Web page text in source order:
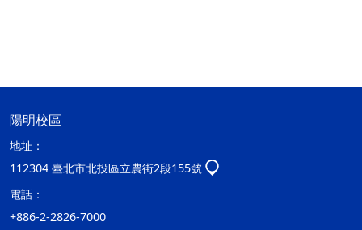
陽明校區
地址：
112304 臺北市北投區立農街2段155號
電話：
+886-2-2826-7000